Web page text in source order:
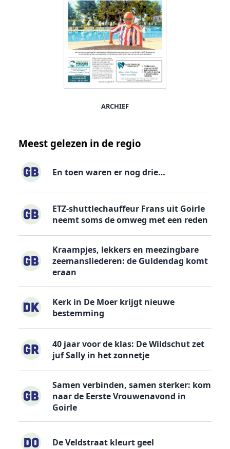
ARCHIEF
Meest gelezen in de regio
En toen waren er nog drie…
ETZ-shuttlechauffeur Frans uit Goirle
neemt soms de omweg met een reden
Kraampjes, lekkers en meezingbare
zeemansliederen: de Guldendag komt
eraan
Kerk in De Moer krijgt nieuwe
bestemming
40 jaar voor de klas: De Wildschut zet
juf Sally in het zonnetje
Samen verbinden, samen sterker: kom
naar de Eerste Vrouwenavond in
Goirle
De Veldstraat kleurt geel